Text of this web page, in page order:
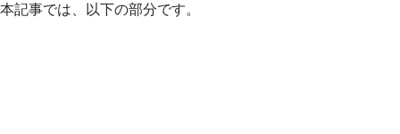
本記事では、以下の部分です。